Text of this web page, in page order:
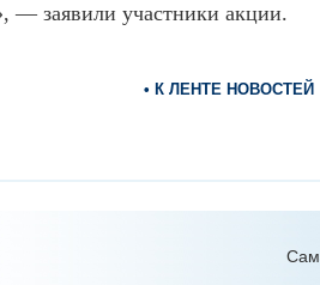
— заявили участники акции.
• К ЛЕНТЕ НОВОСТЕЙ